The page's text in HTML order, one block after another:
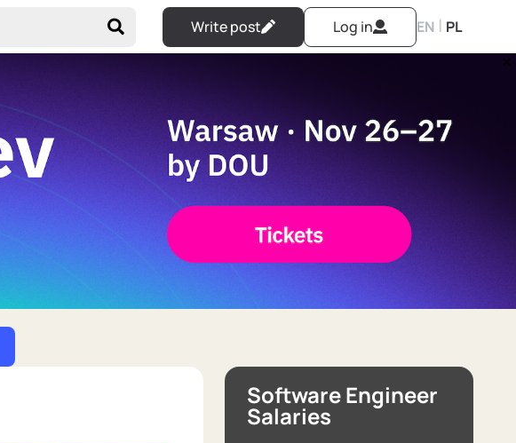
Write post Log in EN | PL
Software Engineer
Salaries